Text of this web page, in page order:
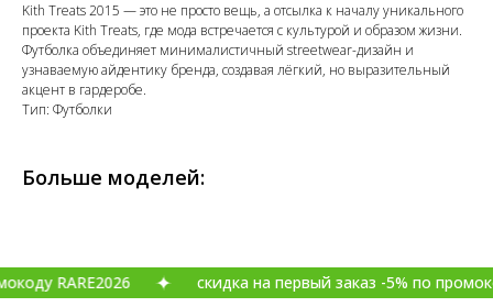
Kith Treats 2015 — это не просто вещь, а отсылка к началу уникального
проекта Kith Treats, где мода встречается с культурой и образом жизни.
Футболка объединяет минималистичный streetwear-дизайн и
узнаваемую айдентику бренда, создавая лёгкий, но выразительный
акцент в гардеробе.
Тип: Футболки
Больше моделей:
скидка на первый заказ -5% по промокоду